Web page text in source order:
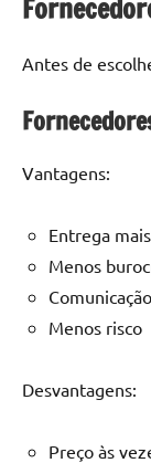
Antes de
Vantagens:
Entrega
Menos
Menos risco
Desvantagens:
Preço às